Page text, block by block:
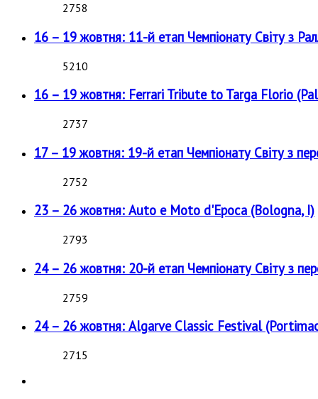
2758
16 – 19 жовтня: 11-й етап Чемпіонату Світу з
5210
16 – 19 жовтня: Ferrari Tribute to Targa Florio
2737
17 – 19 жовтня: 19-й етап Чемпіонату Світу з
2752
23 – 26 жовтня: Auto e Moto d'Epoca (Bologna, I)
2793
24 – 26 жовтня: 20-й етап Чемпіонату Світу з
2759
24 – 26 жовтня: Algarve Classic Festival
2715